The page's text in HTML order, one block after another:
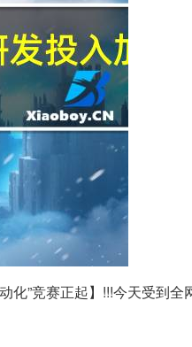
化”竞赛正起】!!!今天受到